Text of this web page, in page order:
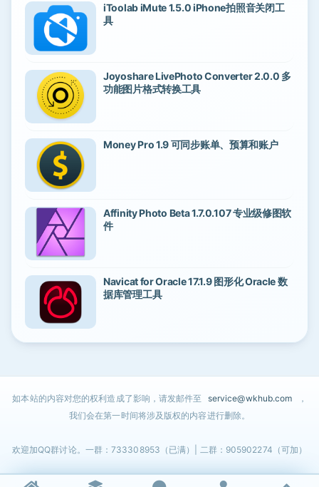
iToolab iMute 1.5.0 iPhone拍照音关闭工
具
Joyoshare LivePhoto Converter 2.0.0 多
功能图片格式转换工具
Money Pro 1.9 可同步账单、预算和账户
Affinity Photo Beta 1.7.0.107 专业级修图软
件
Navicat for Oracle 17.1.9 图形化 Oracle 数
据库管理工具
如本站的内容对您的权利造成了影响，请发邮件至 service@wkhub.com
，
我们会在第一时间将涉及版权的内容进行删除。
欢迎加QQ群讨论。一群：733308953（已满）| 二群：905902274（可加）